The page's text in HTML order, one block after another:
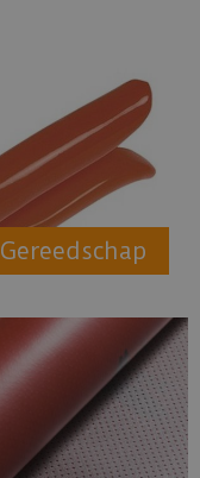
Gereedschap